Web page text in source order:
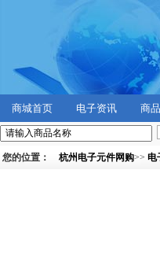
商城首页 电子资讯 商
您的位置： 杭州电子元件网购>> 电